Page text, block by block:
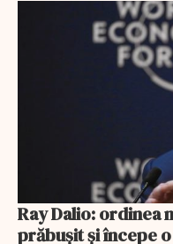
Ray Dalio: ordinea
prăbușit și începe